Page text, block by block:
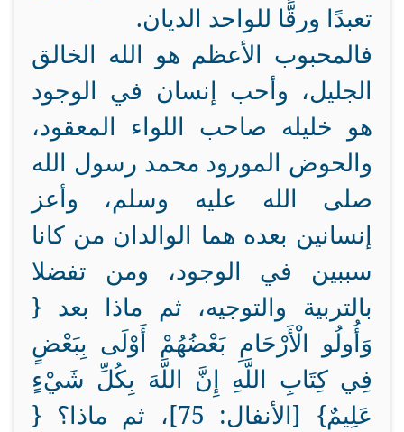
تعبدًا ورقًّا للواحد الديان.
فالمحبوب الأعظم هو الله الخالق
الجليل، وأحب إنسان في الوجود
هو خليله صاحب اللواء المعقود،
والحوض المورود محمد رسول الله
صلى الله عليه وسلم، وأعز
إنسانين بعده هما الوالدان من كانا
سببين في الوجود، ومن تفضلا
بالتربية والتوجيه، ثم ماذا بعد {
وَأُولُو الْأَرْحَامِ بَعْضُهُمْ أَوْلَى بِبَعْضٍ
فِي كِتَابِ اللَّهِ إِنَّ اللَّهَ بِكُلِّ شَيْءٍ
عَلِيمٌ} [الأنفال: 75]، ثم ماذا؟ {